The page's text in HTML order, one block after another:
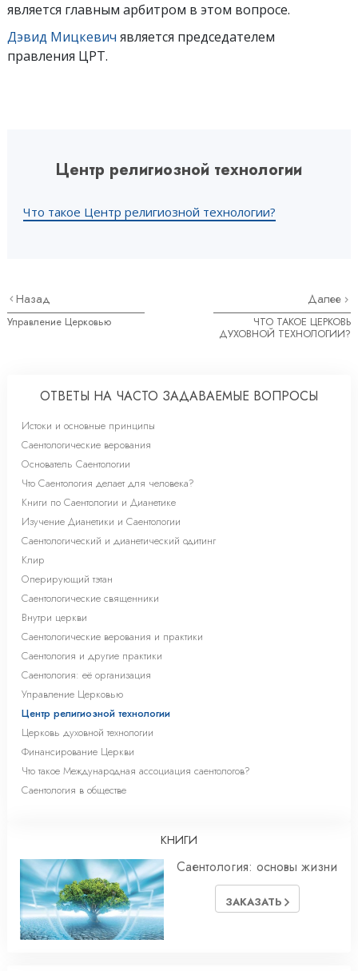
является главным арбитром в этом вопросе.
Дэвид Мицкевич является председателем
правления ЦРТ.
Центр религиозной технологии
Что такое Центр религиозной технологии?
Назад
Управление Церковью
Далее
ЧТО ТАКОЕ ЦЕРКОВЬ
ДУХОВНОЙ ТЕХНОЛОГИИ?
ОТВЕТЫ НА ЧАСТО ЗАДАВАЕМЫЕ ВОПРОСЫ
Истоки и основные принципы
Саентологические верования
Основатель Саентологии
Что Саентология делает для человека?
Книги по Саентологии и Дианетике
Изучение Дианетики и Саентологии
Саентологический и дианетический одитинг
Клир
Оперирующий тэтан
Саентологические священники
Внутри церкви
Саентологические верования и практики
Саентология и другие практики
Саентология: её организация
Управление Церковью
Центр религиозной технологии
Церковь духовной технологии
Финансирование Церкви
Что такое Международная ассоциация саентологов?
Саентология в обществе
КНИГИ
Саентология: основы жизни
ЗАКАЗАТЬ